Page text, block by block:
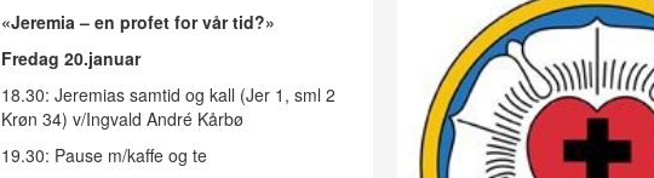
«Jeremia – en profet for vår tid?»
Fredag 20.januar
18.30: Jeremias samtid og kall (Jer 1, sml 2
Krøn 34) v/Ingvald André Kårbø
19.30: Pause m/kaffe og te